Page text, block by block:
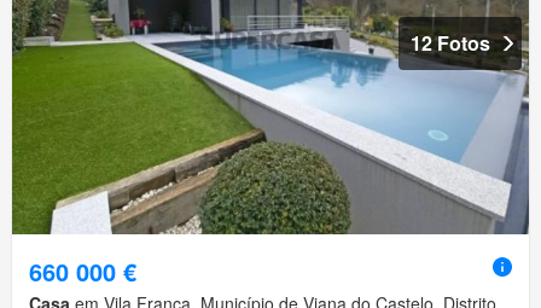
12 Fotos
660 000 €
Casa em Vila Franca, Município de Viana do Castelo, Distrito